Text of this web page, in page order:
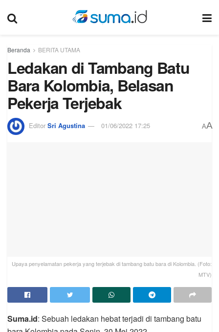
Beranda BERITA UTAMA
Ledakan di Tambang Batu
Bara Kolombia, Belasan
Pekerja Terjebak
Editor Sri Agustina 01/06/2022 17:25 AA
Upaya penyelamatan pekerja yang terjebak di tambang batu bara di Kolombia. (Foto:
MTV)
Suma.id: Sebuah ledakan hebat terjadi di tambang batu